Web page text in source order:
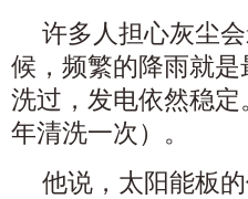
许多人担心灰尘
候，频繁的降雨就
洗过，发电依然稳
年清洗一次）。
他说，太阳能板